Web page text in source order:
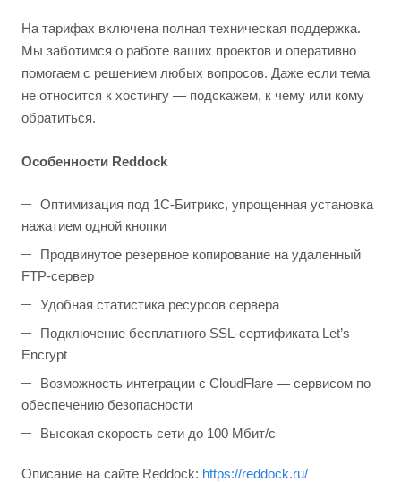
На тарифах включена полная техническая поддержка.
Мы заботимся о работе ваших проектов и оперативно
помогаем с решением любых вопросов. Даже если тема
не относится к хостингу — подскажем, к чему или кому
обратиться.
Особенности Reddock
Оптимизация под 1С-Битрикс, упрощенная установка
нажатием одной кнопки
Продвинутое резервное копирование на удаленный
FTP-сервер
Удобная статистика ресурсов сервера
Подключение бесплатного SSL-сертификата Let’s
Encrypt
Возможность интеграции с CloudFlare — сервисом по
обеспечению безопасности
Высокая скорость сети до 100 Мбит/с
Описание на сайте Reddock: https://reddock.ru/